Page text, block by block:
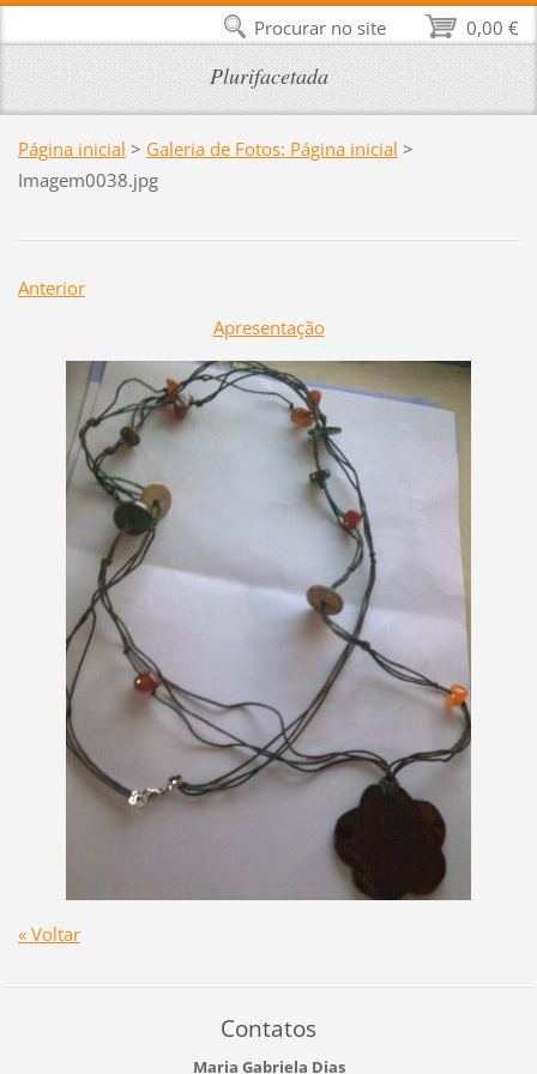
Plurifacetada
Página inicial > Galeria de Fotos: Página inicial >
Imagem0038.jpg
Anterior
Apresentação
« Voltar
Contatos
Maria Gabriela Dias
0,00 €
Procurar no site